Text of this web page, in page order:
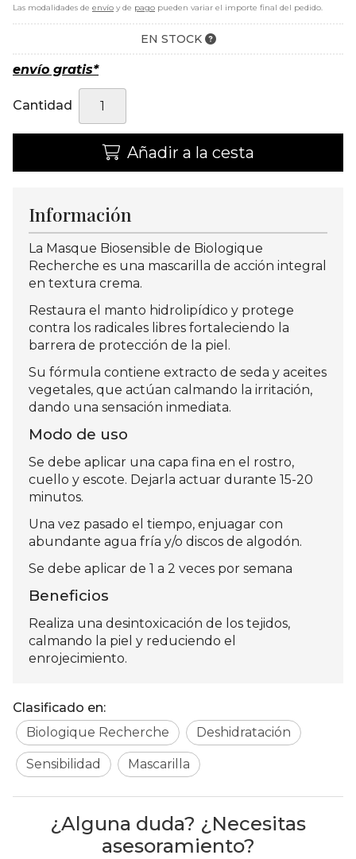
Las modalidades de envío y de pago pueden variar el importe final del pedido.
EN STOCK
envío gratis*
Cantidad
Añadir a la cesta
Información
La Masque Biosensible de Biologique
Recherche es una mascarilla de acción integral
en textura crema.
Restaura el manto hidrolipídico y protege
contra los radicales libres fortaleciendo la
barrera de protección de la piel.
Su fórmula contiene extracto de seda y aceites
vegetales, que actúan calmando la irritación,
dando una sensación inmediata.
Modo de uso
Se debe aplicar una capa fina en el rostro,
cuello y escote. Dejarla actuar durante 15-20
minutos.
Una vez pasado el tiempo, enjuagar con
abundante agua fría y/o discos de algodón.
Se debe aplicar de 1 a 2 veces por semana
Beneficios
Realiza una desintoxicación de los tejidos,
calmando la piel y reduciendo el
enrojecimiento.
Clasificado en:
Biologique Recherche
Deshidratación
Sensibilidad Mascarilla
¿Alguna duda? ¿Necesitas
asesoramiento?